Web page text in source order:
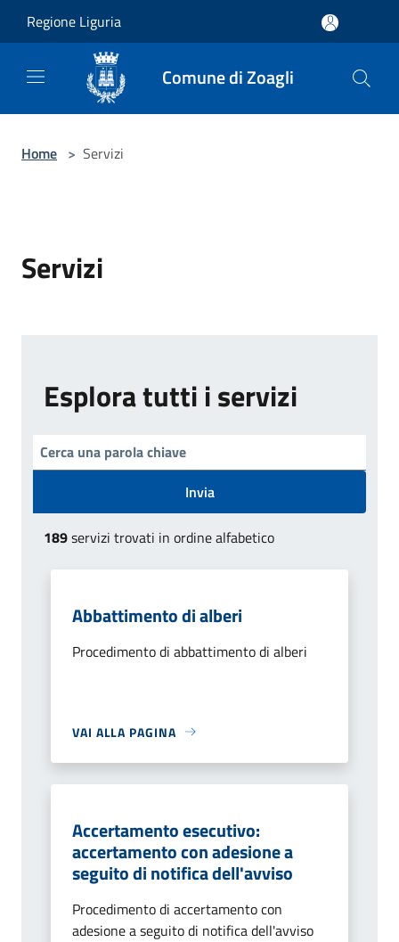
Regione Liguria
Comune di Zoagli
Home > Servizi
Servizi
Esplora tutti i servizi
Invia
189servizi trovati in ordine alfabetico
Abbattimento di alberi
Procedimento di abbattimento di alberi
VAI ALLA PAGINA
Accertamento esecutivo:
accertamento con adesione a
seguito di notifica dell'avviso
Procedimento di accertamento con
adesione a seguito di notifica dell'avviso